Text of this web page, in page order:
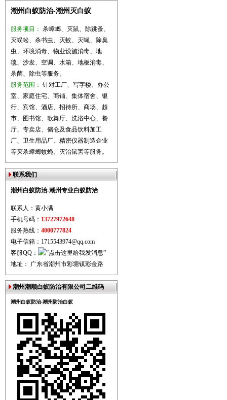
潮州白蚁防治-潮州灭白蚁
服务项目： 杀蟑螂、灭鼠、除跳蚤、
灭蜈蚣、杀书虫、灭蚊、灭蝇、除臭
虫、环境消毒、物业设施消毒、地
毯、沙发、空调、水箱、地板消毒、
杀菌、除虫等服务。
服务范围： 针对工厂、写字楼、办公
室、家庭住宅、商铺、集体宿舍、银
行、宾馆、酒店、招待所、商场、超
市、图书馆、歌舞厅、洗浴中心、餐
厅、专卖店、储仓及食品饮料加工
厂、卫生用品厂、精密仪器制造企业
等灭杀蟑螂蚊蝇、灭治鼠害等服务。
联系我们
潮州白蚁防治-潮州专业白蚁防治
联系人：黄小满
手机号码： 13727972648
服务热线： 4000777824
电子信箱：1715543974@qq.com
客服QQ：
地址： 广东省潮州市彩塘镇彩金路
潮州潮顺白蚁防治有限公司二维码
潮州白蚁防治-潮州防治白蚁